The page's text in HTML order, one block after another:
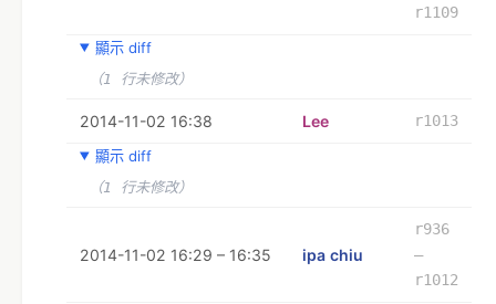
r1109
顯示 diff
（1 行未修改）
2014-11-02 16:38 Lee
r1013
顯示 diff
（1 行未修改）
2014-11-02 16:29 – 16:35 ipa chiu
r936
–
r1012